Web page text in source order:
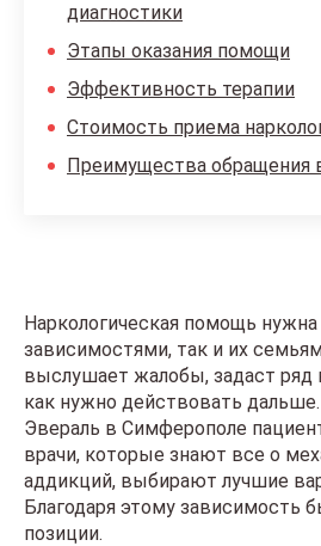
диагностики
Этапы оказания помощи
Эффективность терапии
Стоимость приема
Преимущества обращения
Наркологическая помощь
зависимостями, так и их
выслушает жалобы, задаст ряд
как нужно действовать
Эвераль в Симферополе
врачи, которые знают все о
аддикций, выбирают лучшие
Благодаря этому зависимость
позиции.